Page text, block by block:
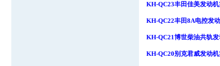
KH-QC23丰田佳美发动
KH-QC22丰田 8A电控发
KH-QC21博世柴油共轨
KH-QC20别克君威发动